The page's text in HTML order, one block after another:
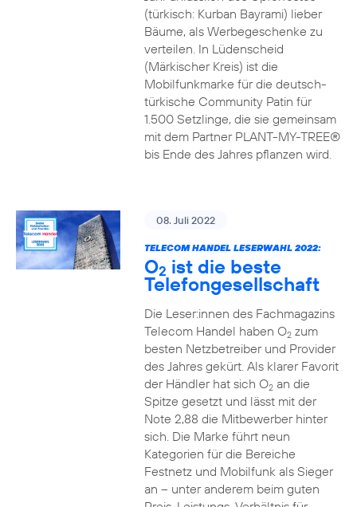
(türkisch: Kurban Bayrami) lieber
Bäume, als Werbegeschenke zu
verteilen. In Lüdenscheid
(Märkischer Kreis) ist die
Mobilfunkmarke für die deutsch-
türkische Community Patin für
1.500 Setzlinge, die sie gemeinsam
mit dem Partner PLANT-MY-TREE®
bis Ende des Jahres pflanzen wird.
08. Juli 2022
TELECOM HANDEL LESERWAHL 2022:
O2 ist die beste
Telefongesellschaft
Die Leser:innen des Fachmagazins
Telecom Handel haben O2zum
besten Netzbetreiber und Provider
des Jahres gekürt. Als klarer Favorit
der Händler hat sich O2an die
Spitze gesetzt und lässt mit der
Note 2,88 die Mitbewerber hinter
sich. Die Marke führt neun
Kategorien für die Bereiche
Festnetz und Mobilfunk als Sieger
an – unter anderem beim guten